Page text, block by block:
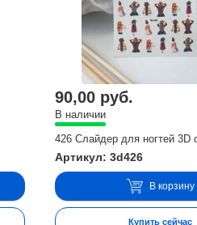
90,00 руб.
В наличии
426 Слайдер для ногтей 3D
Артикул: 3d426
В корзину
Купить сейчас